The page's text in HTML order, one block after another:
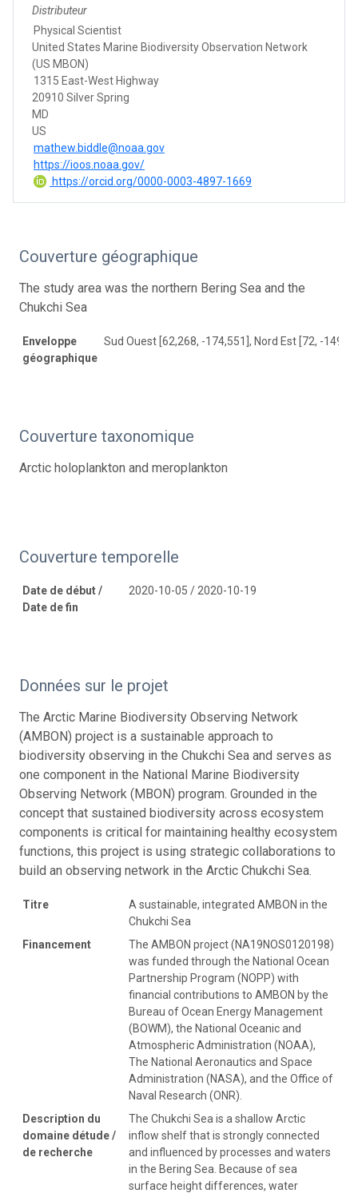
Distributeur
Physical Scientist
United States Marine Biodiversity Observation Network
(US MBON)
1315 East-West Highway
20910 Silver Spring
MD
US
mathew.biddle@noaa.gov
https://ioos.noaa.gov/
https://orcid.org/0000-0003-4897-1669
Couverture géographique
The study area was the northern Bering Sea and the
Chukchi Sea
Enveloppe
géographique
Sud Ouest [62,268, -174,551], Nord Est [72, -
Couverture taxonomique
Arctic holoplankton and meroplankton
Couverture temporelle
Date de début /
Date de fin
2020-10-05 / 2020-10-19
Données sur le projet
The Arctic Marine Biodiversity Observing Network
(AMBON) project is a sustainable approach to
biodiversity observing in the Chukchi Sea and serves as
one component in the National Marine Biodiversity
Observing Network (MBON) program. Grounded in the
concept that sustained biodiversity across ecosystem
components is critical for maintaining healthy ecosystem
functions, this project is using strategic collaborations to
build an observing network in the Arctic Chukchi Sea.
Titre
A sustainable, integrated AMBON in the
Chukchi Sea
Financement
The AMBON project (NA19NOS0120198)
was funded through the National Ocean
Partnership Program (NOPP) with
financial contributions to AMBON by the
Bureau of Ocean Energy Management
(BOWM), the National Oceanic and
Atmospheric Administration (NOAA),
The National Aeronautics and Space
Administration (NASA), and the Office of
Naval Research (ONR).
Description du
domaine détude /
de recherche
The Chukchi Sea is a shallow Arctic
inflow shelf that is strongly connected
and influenced by processes and waters
in the Bering Sea. Because of sea
surface height differences, water